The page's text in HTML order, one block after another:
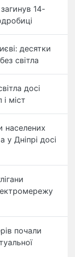
14-
десятки
світла
досі
міст
населених
у Дніпрі досі
почали